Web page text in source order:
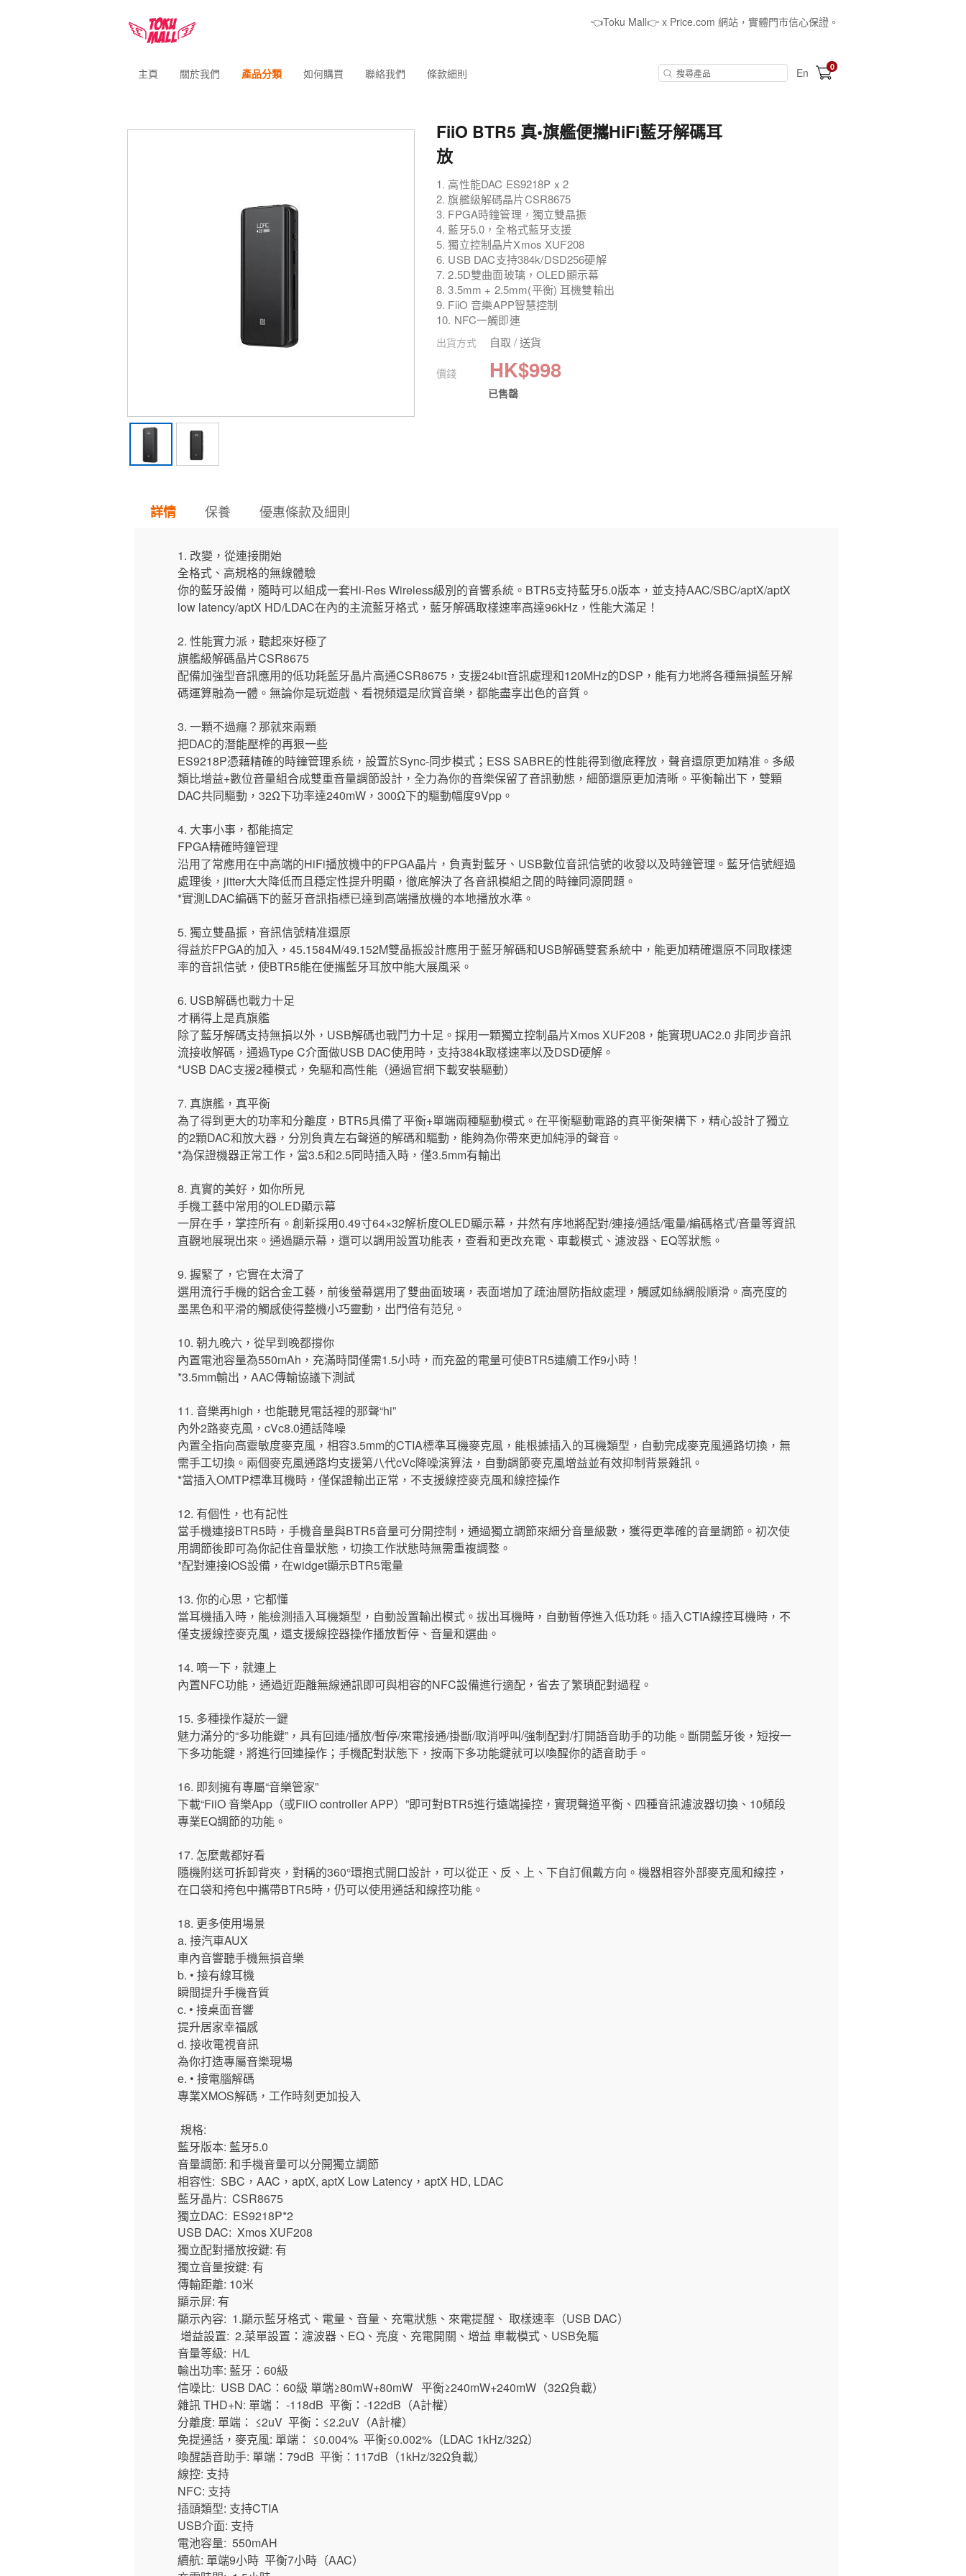
👈Toku Mall👉 x Price.com 網站，實體門市信心保證。
主頁 關於我們 產品分類 如何購買 聯絡我們 條款細則 En 0
FiiO BTR5 真•旗艦便攜HiFi藍牙解碼耳
放
1. 高性能DAC ES9218P x 2
2. 旗艦級解碼晶片CSR8675
3. FPGA時鐘管理，獨立雙晶振
4. 藍牙5.0，全格式藍牙支援
5. 獨立控制晶片Xmos XUF208
6. USB DAC支持384k/DSD256硬解
7. 2.5D雙曲面玻璃，OLED顯示幕
8. 3.5mm + 2.5mm(平衡) 耳機雙輸出
9. FiiO 音樂APP智慧控制
10. NFC一觸即連
出貨方式 自取 / 送貨
價錢 HK$998
已售罄
詳情 保養 優惠條款及細則
1. 改變，從連接開始
全格式、高規格的無線體驗
你的藍牙設備，隨時可以組成一套Hi-Res Wireless級別的音響系統。BTR5支持藍牙5.0版本，並支持AAC/SBC/aptX/aptX
low latency/aptX HD/LDAC在內的主流藍牙格式，藍牙解碼取樣速率高達96kHz，性能大滿足！
2. 性能實力派，聽起來好極了
旗艦級解碼晶片CSR8675
配備加強型音訊應用的低功耗藍牙晶片高通CSR8675，支援24bit音訊處理和120MHz的DSP，能有力地將各種無損藍牙解
碼運算融為一體。無論你是玩遊戲、看視頻還是欣賞音樂，都能盡享出色的音質。
3. 一顆不過癮？那就來兩顆
把DAC的潛能壓榨的再狠一些
ES9218P憑藉精確的時鐘管理系統，設置於Sync-同步模式；ESS SABRE的性能得到徹底釋放，聲音還原更加精准。多級
類比增益+數位音量組合成雙重音量調節設計，全力為你的音樂保留了音訊動態，細節還原更加清晰。平衡輸出下，雙顆
DAC共同驅動，32Ω下功率達240mW，300Ω下的驅動幅度9Vpp。
4. 大事小事，都能搞定
FPGA精確時鐘管理
沿用了常應用在中高端的HiFi播放機中的FPGA晶片，負責對藍牙、USB數位音訊信號的收發以及時鐘管理。藍牙信號經過
處理後，jitter大大降低而且穩定性提升明顯，徹底解決了各音訊模組之間的時鐘同源問題。
*實測LDAC編碼下的藍牙音訊指標已達到高端播放機的本地播放水準。
5. 獨立雙晶振，音訊信號精准還原
得益於FPGA的加入，45.1584M/49.152M雙晶振設計應用于藍牙解碼和USB解碼雙套系統中，能更加精確還原不同取樣速
率的音訊信號，使BTR5能在便攜藍牙耳放中能大展風采。
6. USB解碼也戰力十足
才稱得上是真旗艦
除了藍牙解碼支持無損以外，USB解碼也戰鬥力十足。採用一顆獨立控制晶片Xmos XUF208，能實現UAC2.0 非同步音訊
流接收解碼，通過Type C介面做USB DAC使用時，支持384k取樣速率以及DSD硬解。
*USB DAC支援2種模式，免驅和高性能（通過官網下載安裝驅動）
7. 真旗艦，真平衡
為了得到更大的功率和分離度，BTR5具備了平衡+單端兩種驅動模式。在平衡驅動電路的真平衡架構下，精心設計了獨立
的2顆DAC和放大器，分別負責左右聲道的解碼和驅動，能夠為你帶來更加純淨的聲音。
*為保證機器正常工作，當3.5和2.5同時插入時，僅3.5mm有輸出
8. 真實的美好，如你所見
手機工藝中常用的OLED顯示幕
一屏在手，掌控所有。創新採用0.49寸64×32解析度OLED顯示幕，井然有序地將配對/連接/通話/電量/編碼格式/音量等資訊
直觀地展現出來。通過顯示幕，還可以調用設置功能表，查看和更改充電、車載模式、濾波器、EQ等狀態。
9. 握緊了，它實在太滑了
選用流行手機的鋁合金工藝，前後螢幕選用了雙曲面玻璃，表面增加了疏油層防指紋處理，觸感如絲綢般順滑。高亮度的
墨黑色和平滑的觸感使得整機小巧靈動，出門倍有范兒。
10. 朝九晚六，從早到晚都撐你
內置電池容量為550mAh，充滿時間僅需1.5小時，而充盈的電量可使BTR5連續工作9小時！
*3.5mm輸出，AAC傳輸協議下測試
11. 音樂再high，也能聽見電話裡的那聲“hi”
內外2路麥克風，cVc8.0通話降噪
內置全指向高靈敏度麥克風，相容3.5mm的CTIA標準耳機麥克風，能根據插入的耳機類型，自動完成麥克風通路切換，無
需手工切換。兩個麥克風通路均支援第八代cVc降噪演算法，自動調節麥克風增益並有效抑制背景雜訊。
*當插入OMTP標準耳機時，僅保證輸出正常，不支援線控麥克風和線控操作
12. 有個性，也有記性
當手機連接BTR5時，手機音量與BTR5音量可分開控制，通過獨立調節來細分音量級數，獲得更準確的音量調節。初次使
用調節後即可為你記住音量狀態，切換工作狀態時無需重複調整。
*配對連接IOS設備，在widget顯示BTR5電量
13. 你的心思，它都懂
當耳機插入時，能檢測插入耳機類型，自動設置輸出模式。拔出耳機時，自動暫停進入低功耗。插入CTIA線控耳機時，不
僅支援線控麥克風，還支援線控器操作播放暫停、音量和選曲。
14. 嘀一下，就連上
內置NFC功能，通過近距離無線通訊即可與相容的NFC設備進行適配，省去了繁瑣配對過程。
15. 多種操作凝於一鍵
魅力滿分的“多功能鍵”，具有回連/播放/暫停/來電接通/掛斷/取消呼叫/強制配對/打開語音助手的功能。斷開藍牙後，短按一
下多功能鍵，將進行回連操作；手機配對狀態下，按兩下多功能鍵就可以喚醒你的語音助手。
16. 即刻擁有專屬“音樂管家”
下載“FiiO 音樂App（或FiiO controller APP）”即可對BTR5進行遠端操控，實現聲道平衡、四種音訊濾波器切換、10頻段
專業EQ調節的功能。
17. 怎麼戴都好看
隨機附送可拆卸背夾，對稱的360°環抱式開口設計，可以從正、反、上、下自訂佩戴方向。機器相容外部麥克風和線控，
在口袋和挎包中攜帶BTR5時，仍可以使用通話和線控功能。
18. 更多使用場景
a. 接汽車AUX
車內音響聽手機無損音樂
b. • 接有線耳機
瞬間提升手機音質
c. • 接桌面音響
提升居家幸福感
d. 接收電視音訊
為你打造專屬音樂現場
e. • 接電腦解碼
專業XMOS解碼，工作時刻更加投入
規格:
藍牙版本: 藍牙5.0
音量調節: 和手機音量可以分開獨立調節
相容性: SBC，AAC，aptX, aptX Low Latency，aptX HD, LDAC
藍牙晶片: CSR8675
獨立DAC: ES9218P*2
USB DAC: Xmos XUF208
獨立配對播放按鍵: 有
獨立音量按鍵: 有
傳輸距離: 10米
顯示屏: 有
顯示內容: 1.顯示藍牙格式、電量、音量、充電狀態、來電提醒、 取樣速率（USB DAC）
增益設置: 2.菜單設置：濾波器、EQ、亮度、充電開關、增益 車載模式、USB免驅
音量等級: H/L
輸出功率: 藍牙：60級
信噪比: USB DAC：60級 單端≥80mW+80mW 平衡≥240mW+240mW（32Ω負載）
雜訊 THD+N: 單端： -118dB 平衡：-122dB（A計權）
分離度: 單端： ≤2uV 平衡：≤2.2uV（A計權）
免提通話，麥克風: 單端： ≤0.004% 平衡≤0.002%（LDAC 1kHz/32Ω）
喚醒語音助手: 單端：79dB 平衡：117dB（1kHz/32Ω負載）
線控: 支持
NFC: 支持
插頭類型: 支持CTIA
USB介面: 支持
電池容量: 550mAH
續航: 單端9小時 平衡7小時（AAC）